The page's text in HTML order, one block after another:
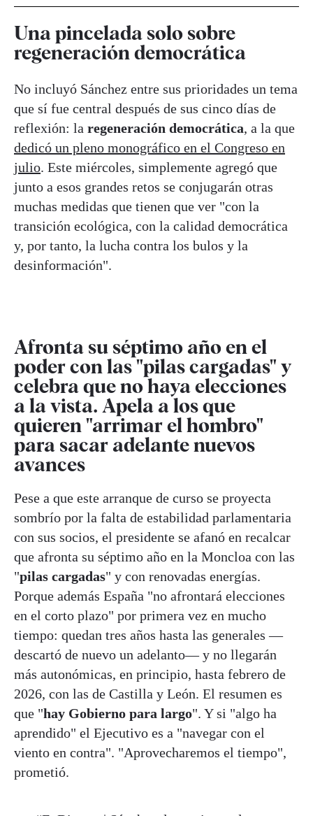
Una pincelada solo sobre
regeneración democrática
No incluyó Sánchez entre sus prioridades un tema
que sí fue central después de sus cinco días de
reflexión: la regeneración democrática, a la que
dedicó un pleno monográfico en el Congreso en
julio. Este miércoles, simplemente agregó que
junto a esos grandes retos se conjugarán otras
muchas medidas que tienen que ver "con la
transición ecológica, con la calidad democrática
y, por tanto, la lucha contra los bulos y la
desinformación".
Afronta su séptimo año en el
poder con las "pilas cargadas" y
celebra que no haya elecciones
a la vista. Apela a los que
quieren "arrimar el hombro"
para sacar adelante nuevos
avances
Pese a que este arranque de curso se proyecta
sombrío por la falta de estabilidad parlamentaria
con sus socios, el presidente se afanó en recalcar
que afronta su séptimo año en la Moncloa con las
"pilas cargadas" y con renovadas energías.
Porque además España "no afrontará elecciones
en el corto plazo" por primera vez en mucho
tiempo: quedan tres años hasta las generales —
descartó de nuevo un adelanto— y no llegarán
más autonómicas, en principio, hasta febrero de
2026, con las de Castilla y León. El resumen es
que "hay Gobierno para largo". Y si "algo ha
aprendido" el Ejecutivo es a "navegar con el
viento en contra". "Aprovecharemos el tiempo",
prometió.